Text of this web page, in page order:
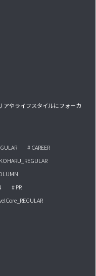
アやライフスタイルにフォーカ
# CAREER
# PR